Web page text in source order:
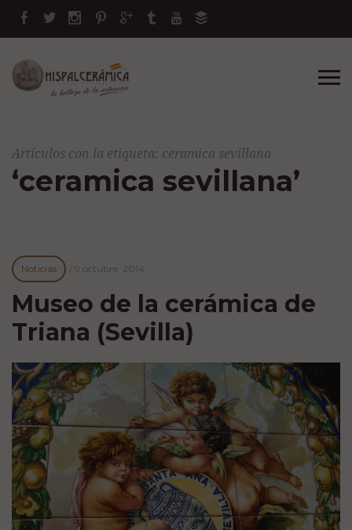
Artículos con la etiqueta: ceramica sevillana
‘ceramica sevillana’
Noticias / 9 octubre, 2014
Museo de la cerámica de
Triana (Sevilla)